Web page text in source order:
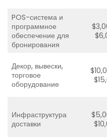
POS-система и
программное
обеспечение для
бронирования
Декор, вывески,
торговое
оборудование
Инфраструктура
доставки